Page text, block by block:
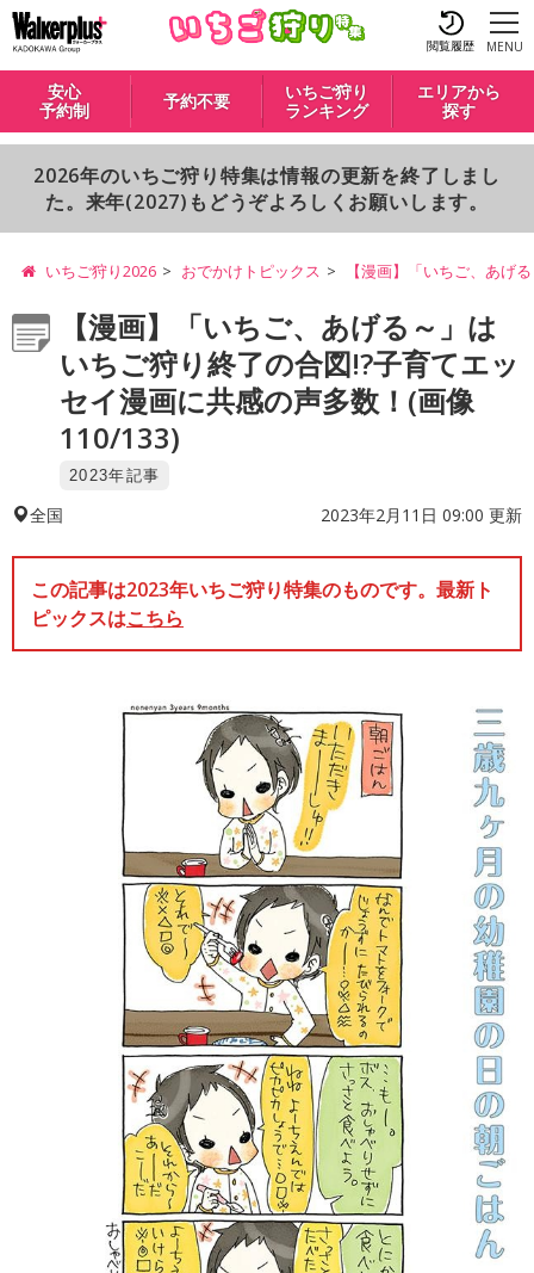
閲覧履歴 MENU
安心
予約制
予約不要
いちご狩り
ランキング
エリアから
探す
2026年のいちご狩り特集は情報の更新を終了しまし
た。来年(2027)もどうぞよろしくお願いします。
いちご狩り2026 おでかけトピックス 【漫画】「いちご、あげ
【漫画】「いちご、あげる～」は
いちご狩り終了の合図!?子育てエッ
セイ漫画に共感の声多数！(画像
110/133)
2023年記事
全国 2023年2月11日 09:00 更新
この記事は2023年いちご狩り特集のものです。最新ト
ピックスはこちら